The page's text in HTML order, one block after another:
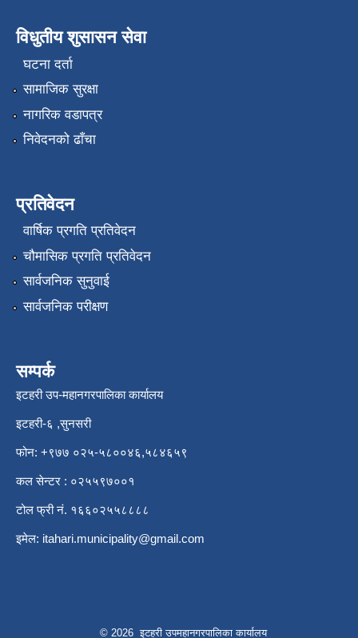
विधुतीय शुसासन सेवा
घटना दर्ता
सामाजिक सुरक्षा
नागरिक वडापत्र
निवेदनको ढाँचा
प्रतिवेदन
वार्षिक प्रगति प्रतिवेदन
चौमासिक प्रगति प्रतिवेदन
सार्वजनिक सुनुवाई
सार्वजनिक परीक्षण
सम्पर्क
इटहरी उप-महानगरपालिका कार्यालय
इटहरी-६ ,सुनसरी
फोन: +९७७ ०२५-५८००४६,५८४६५९
कल सेन्टर : ०२५५९७००१
टोल फ्री नं. १६६०२५५८८८८
इमेल: itahari.municipality@gmail.com
© 2026 इटहरी उपमहानगरपालिका कार्यालय